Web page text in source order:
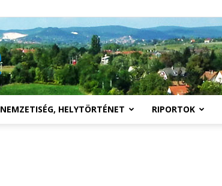
Solymár
NEMZETISÉG, HELYTÖRTÉNET RIPORTOK